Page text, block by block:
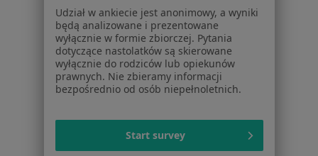
Partnerzy
Centrum prasowe
Kontakt
Dla pacjentów
Lekarze
Pytania i odpowiedzi
Usługi i zabiegi
Udział w ankiecie jest anonimowy, a wyniki
będą analizowane i prezentowane
wyłącznie w formie zbiorczej. Pytania
dotyczące nastolatków są skierowane
wyłącznie do rodziców lub opiekunów
prawnych. Nie zbieramy informacji
bezpośrednio od osób niepełnoletnich.
Start survey